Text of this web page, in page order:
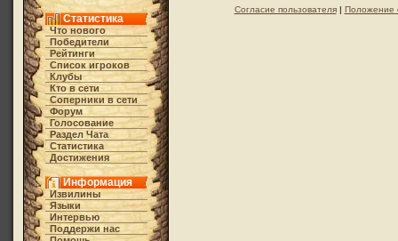
Статистика
Что нового
Победители
Рейтинги
Список игроков
Клубы
Кто в cети
Соперники в сети
Форум
Голосование
Раздел Чата
Статистика
Достижения
Информация
Извилины
Языки
Интервью
Поддержи нас
Согласие пользователя| Положение